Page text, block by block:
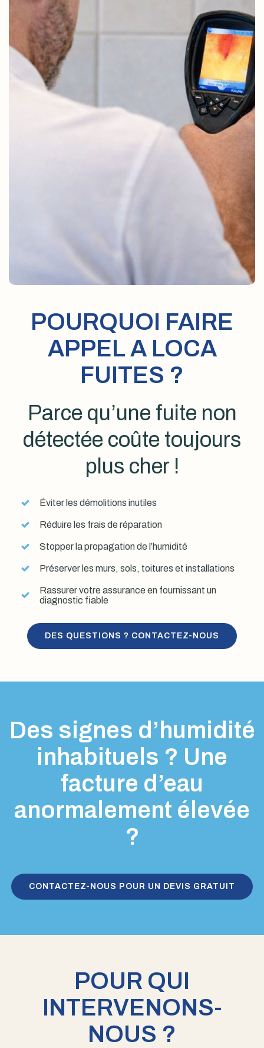
POURQUOI FAIRE
APPEL A LOCA
FUITES ?
Parce qu’une fuite non
détectée coûte toujours
plus cher !
Éviter les démolitions inutiles
Réduire les frais de réparation
Stopper la propagation de l’humidité
Préserver les murs, sols, toitures et installations
Rassurer votre assurance en fournissant un
diagnostic fiable
DES QUESTIONS ? CONTACTEZ-NOUS
Des signes d’humidité
inhabituels ? Une
facture d’eau
anormalement élevée
?
CONTACTEZ-NOUS POUR UN DEVIS GRATUIT
POUR QUI
INTERVENONS-
NOUS ?